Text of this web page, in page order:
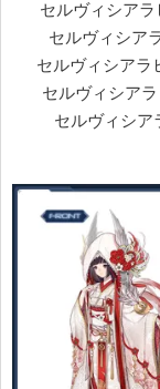
セルヴィシア
セルヴィシア
セルヴィシア
セルヴィシア
セルヴィシ